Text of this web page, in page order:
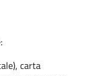
carta